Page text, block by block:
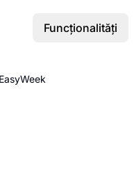
Funcționalități